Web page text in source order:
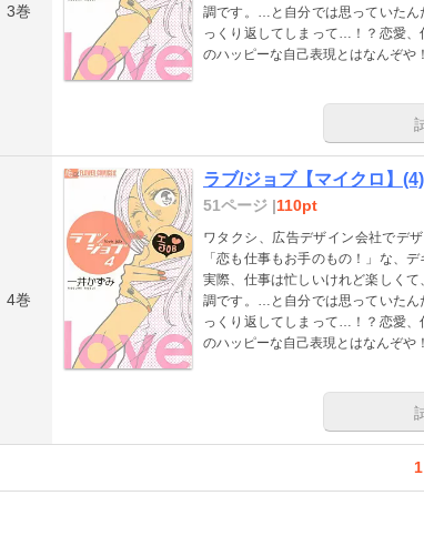
3巻
調です。…と自分では思っていたん
っくり返してしまって…！？恋愛
のハッピーな自己表現とはなんぞや
4巻
ラブ/ジョブ【マイクロ】(4)
51ページ |110pt
ワタクシ、広告デザイン会社でデ
「恋も仕事もお手のもの！」な、
実際、仕事は忙しいけれど楽しく
調です。…と自分では思っていたん
っくり返してしまって…！？恋愛
のハッピーな自己表現とはなんぞや
1